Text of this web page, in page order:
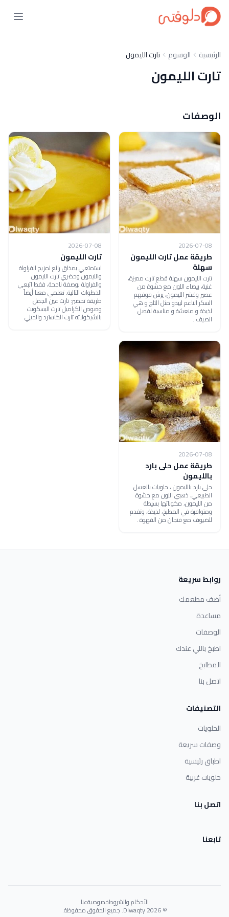
الرئيسية الوسوم تارت الليمون
تارت الليمون
الوصفات
2026-07-08
طريقة عمل تارت الليمون
سهلة
تارت الليمون سهلة قطع تارت مميزة،
غنية، بيضاء اللون مع حشوة من
عصير وقشر الليمون، يرش فوقهم
السكر الناعم ليبدو مثل الثلج و هي
لذيذة و منعشة و مناسبة لفصل
الصيف .
2026-07-08
تارت الليمون
استمتعي بمذاق رائع لمزيج الفراولة
والليمون وحضري تارت الليمون
والفراولة بوصفة ناجحة، فقط اتبعي
الخطوات التالية. تعلمي معنا أيضاً
طريقة تحضير: تارت عين الجمل
وصوص الكراميل تارت البسكويت
بالشيكولاته تارت الكاسترد والجيلي
2026-07-08
طريقة عمل حلى بارد
بالليمون
حلى بارد بالليمون ، حلويات بالعسل
الطبيعي، ذهبي اللون مع حشوة
من الليمون، مكوناتها بسيطة
ومتوافرة في المطبخ، لذيذة، وتقدم
للضيوف مع فنجان من القهوة .
روابط سريعة
أضف مطعمك
مساعدة
الوصفات
اطبخ باللي عندك
المطابخ
اتصل بنا
التصنيفات
الحلويات
وصفات سريعة
اطباق رئيسية
حلويات غربية
اتصل بنا
تابعنا
الأحكام والشروطخصوصيةعنا
© 2026 Dlwaqty. جميع الحقوق محفوظة.